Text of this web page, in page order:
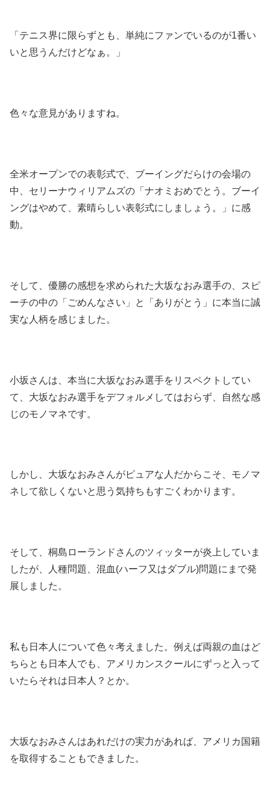
「テニス界に限らずとも、単純にファンでいるのが1番い
いと思うんだけどなぁ。」
色々な意見がありますね。
全米オープンでの表彰式で、ブーイングだらけの会場の
中、セリーナウィリアムズの「ナオミおめでとう。ブーイ
ングはやめて、素晴らしい表彰式にしましょう。」に感
動。
そして、優勝の感想を求められた大坂なおみ選手の、スピ
ーチの中の「ごめんなさい」と「ありがとう」に本当に誠
実な人柄を感じました。
小坂さんは、本当に大坂なおみ選手をリスペクトしてい
て、大坂なおみ選手をデフォルメしてはおらず、自然な感
じのモノマネです。
しかし、大坂なおみさんがピュアな人だからこそ、モノマ
ネして欲しくないと思う気持ちもすごくわかります。
そして、桐島ローランドさんのツィッターが炎上していま
したが、人種問題、混血(ハーフ又はダブル)問題にまで発
展しました。
私も日本人について色々考えました。例えば両親の血はど
ちらとも日本人でも、アメリカンスクールにずっと入って
いたらそれは日本人？とか。
大坂なおみさんはあれだけの実力があれば、アメリカ国籍
を取得することもできました。